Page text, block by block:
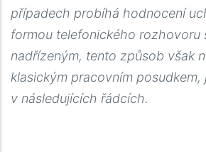
případech probíhá hodnocení
formou telefonického rozhovoru
nadřízeným, tento způsob však
klasickým pracovním posudkem,
v následujících řádcích.